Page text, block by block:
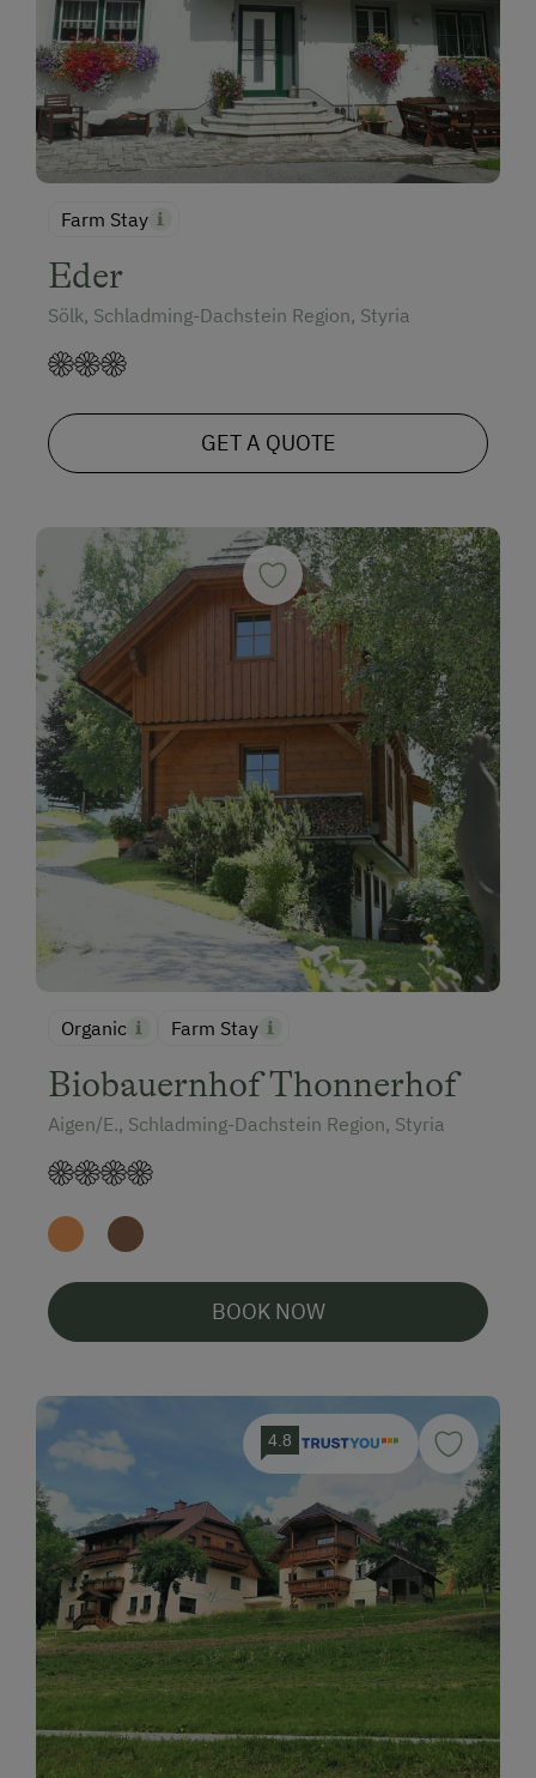
Farm Stay
Eder
Sölk, Schladming-Dachstein Region, Styria
GET A QUOTE
Organic Farm Stay
Biobauernhof Thonnerhof
Aigen/E., Schladming-Dachstein Region, Styria
BOOK NOW
4.8